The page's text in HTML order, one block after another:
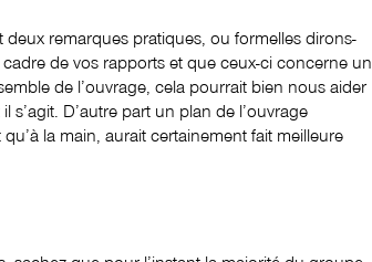
remarques pratiques, ou formelles dirons-
de vos rapports et que ceux-ci concerne un
de l’ouvrage, cela pourrait bien nous aider
D’autre part un plan de l’ouvrage
la main, aurait certainement fait meilleure